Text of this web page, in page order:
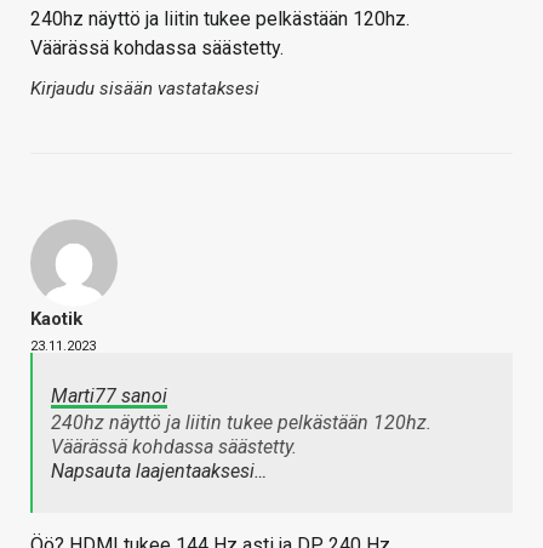
240hz näyttö ja liitin tukee pelkästään 120hz.
Väärässä kohdassa säästetty.
Kirjaudu sisään vastataksesi
Kaotik
23.11.2023
Marti77 sanoi
240hz näyttö ja liitin tukee pelkästään 120hz.
Väärässä kohdassa säästetty.
Napsauta laajentaaksesi…